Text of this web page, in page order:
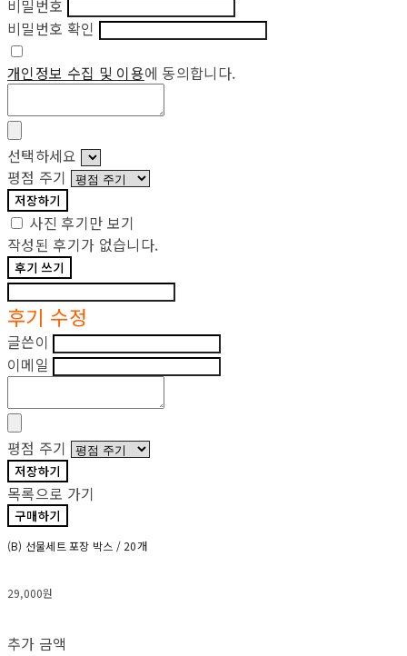
비밀번호
비밀번호 확인
개인정보 수집 및 이용에 동의합니다.
선택하세요
평점 주기
저장하기
사진 후기만 보기
작성된 후기가 없습니다.
후기 쓰기
후기 수정
글쓴이
이메일
평점 주기
저장하기
목록으로 가기
구매하기
(B) 선물세트 포장 박스 / 20개
29,000원
추가 금액